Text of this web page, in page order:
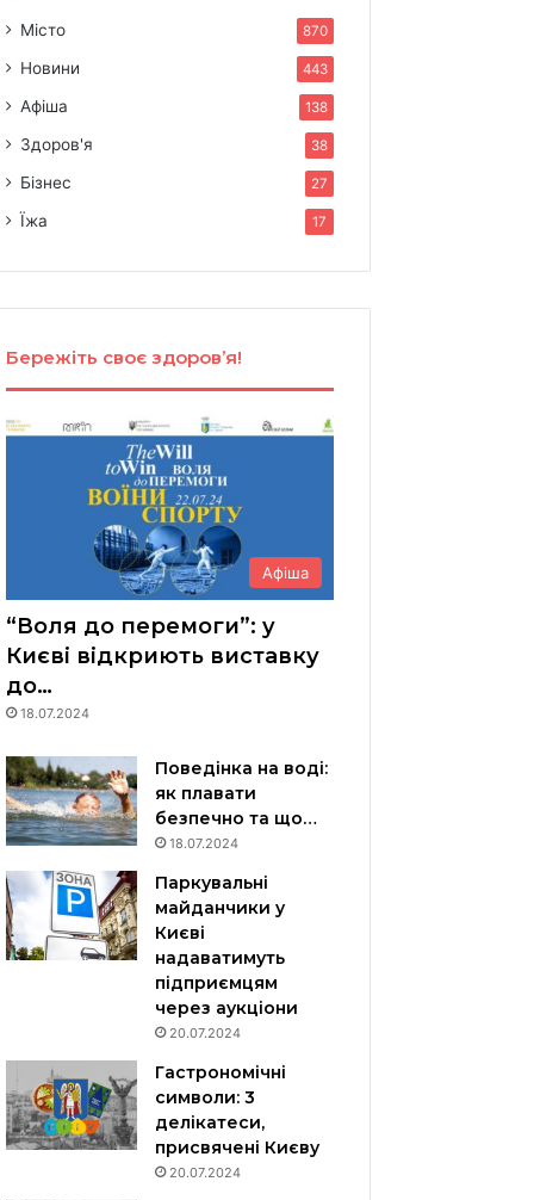
Місто 870
Новини 443
Афіша 138
Здоров'я 38
Бізнес 27
Їжа 17
Бережіть своє здоров’я!
Афіша
“Воля до перемоги”: у
Києві відкриють виставку
до…
18.07.2024
Поведінка на воді:
як плавати
безпечно та що…
18.07.2024
Паркувальні
майданчики у
Києві
надаватимуть
підприємцям
через аукціони
20.07.2024
Гастрономічні
символи: 3
делікатеси,
присвячені Києву
20.07.2024